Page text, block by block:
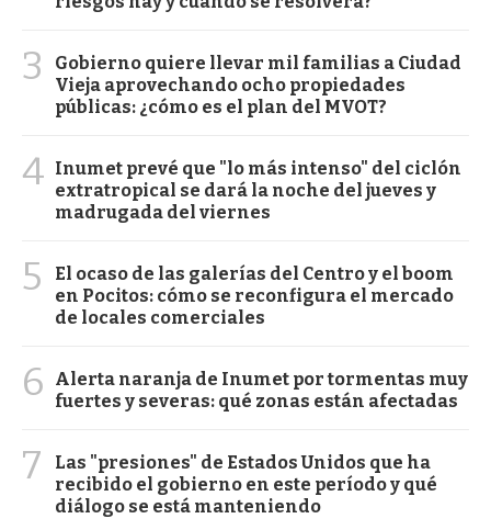
3
Gobierno quiere llevar mil familias a Ciudad
Vieja aprovechando ocho propiedades
públicas: ¿cómo es el plan del MVOT?
4 Inumet prevé que "lo más intenso" del ciclón
extratropical se dará la noche del jueves y
madrugada del viernes
5
El ocaso de las galerías del Centro y el boom
en Pocitos: cómo se reconfigura el mercado
de locales comerciales
6
Alerta naranja de Inumet por tormentas muy
fuertes y severas: qué zonas están afectadas
7
Las "presiones" de Estados Unidos que ha
recibido el gobierno en este período y qué
diálogo se está manteniendo